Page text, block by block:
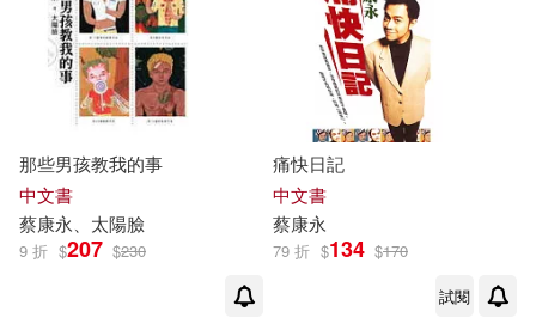
那些男孩教我的事
中文書
蔡康永 、太陽臉
9 折 $207 $230
痛快日記
中文書
蔡康永
79 折 $134 $170
試閱